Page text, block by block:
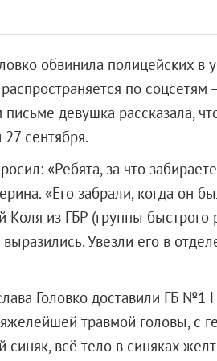
обвинила полицейских в
по соцсетям
девушка рассказала,
сентября.
«Ребята, за что
«Его забрали, когда он
из ГБР (группы быстрого
Увезли его в
Головко доставили ГБ №1
травмой головы, с
всё тело в синяках